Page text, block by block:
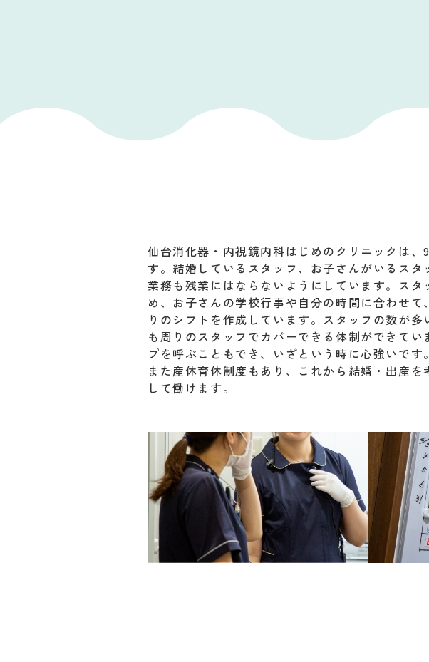
仙台消化器・内視鏡内科はじめのクリニックは、
す。結婚しているスタッフ、お子さんがいるスタ
業務も残業にはならないようにしています。スタ
め、お子さんの学校行事や自分の時間に合わせて
りのシフトを作成しています。スタッフの数が多
も周りのスタッフでカバーできる体制ができてい
プを呼ぶこともでき、いざという時に心強いです。
また産休育休制度もあり、これから結婚・出産を
して働けます。